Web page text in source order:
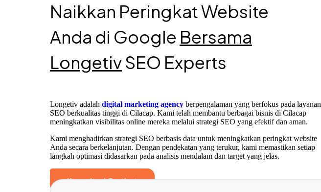
Naikkan Peringkat Website
Anda di Google Bersama
LongetivSEO Experts
Longetiv adalah digital marketing agency berpengalaman yang berfokus pada layanan
SEO berkualitas tinggi di Cilacap. Kami telah membantu berbagai bisnis di Cilacap
meningkatkan visibilitas online mereka melalui strategi SEO yang efektif dan aman.
Kami menghadirkan strategi SEO berbasis data untuk meningkatkan peringkat website
Anda secara berkelanjutan. Dengan pendekatan yang terukur, kami memastikan setiap
langkah optimasi didasarkan pada analisis mendalam dan target yang jelas.
Konsultasi Gratis